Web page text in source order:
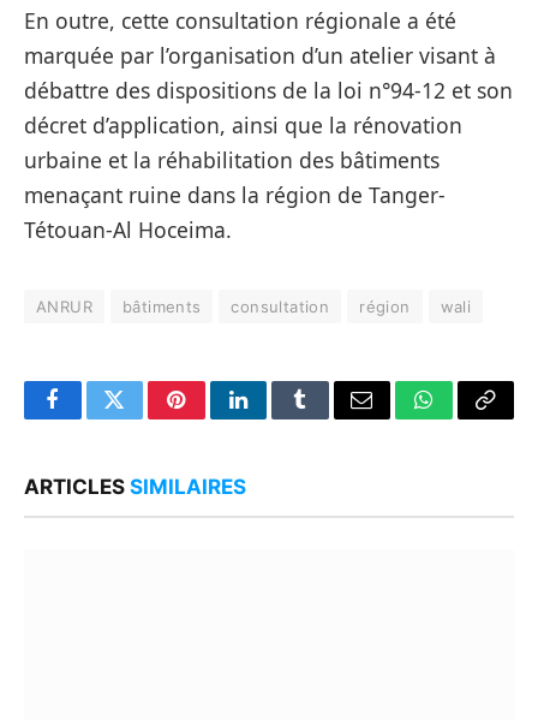
En outre, cette consultation régionale a été
marquée par l’organisation d’un atelier visant à
débattre des dispositions de la loi n°94-12 et son
décret d’application, ainsi que la rénovation
urbaine et la réhabilitation des bâtiments
menaçant ruine dans la région de Tanger-
Tétouan-Al Hoceima.
ANRUR bâtiments consultation région wali
FacebookTwitterPinterestLinkedInTumblrEmail WhatsApp
Copy
ARTICLES SIMILAIRES